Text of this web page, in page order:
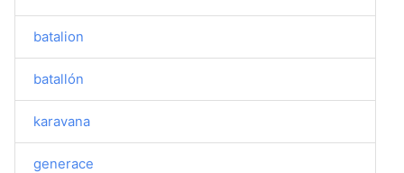
batalion
batallón
karavana
generace